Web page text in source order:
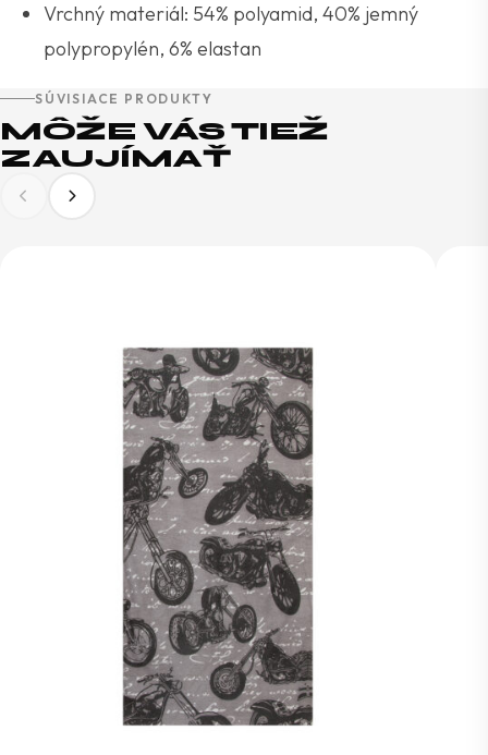
Vrchný materiál: 54% polyamid, 40% jemný
polypropylén, 6% elastan
SÚVISIACE PRODUKTY
MÔŽE VÁS TIEŽ
ZAUJÍMAŤ